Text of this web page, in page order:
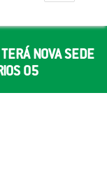
navigation
NOVA SEDE
05